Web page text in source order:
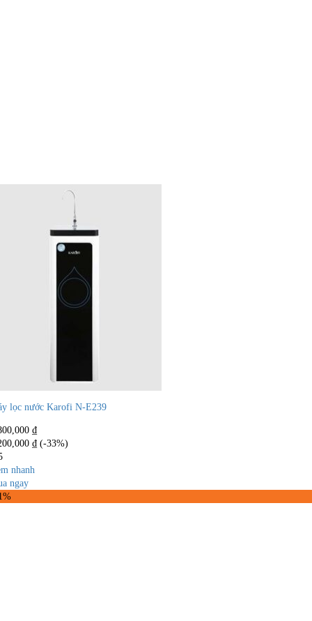
lọc nước Karofi N-E239
₫
₫ (-33%)
nhanh
ngay